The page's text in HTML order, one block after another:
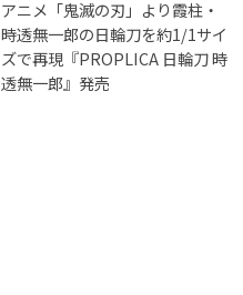
アニメ「鬼滅の刃」より霞柱・
時透無一郎の日輪刀を約1/1サイ
ズで再現『PROPLICA 日輪刀 時
透無一郎』発売